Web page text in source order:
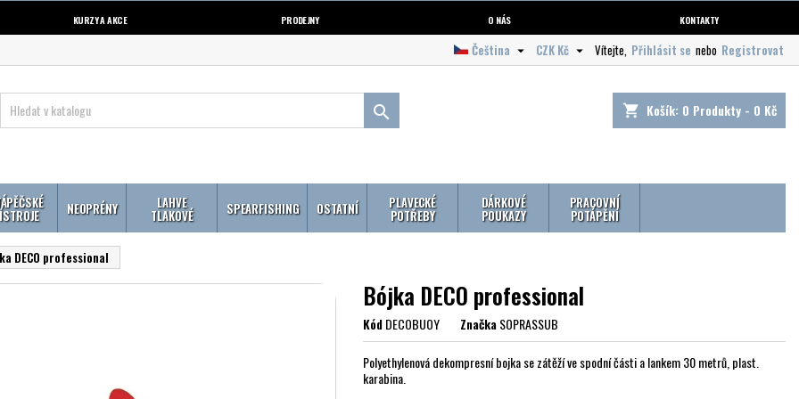
KURZY A AKCE PRODEJNY O NÁS KONTAKTY
Vítejte, Přihlásit se nebo Registrovat
CZK Kč 
Čeština 
shopping_cart Košík: 0 Produkty - 0 Kč

NEOPRÉNY LAHVE
TLAKOVÉ SPEARFISHING OSTATNÍ PLAVECKÉ
POTŘEBY
DÁRKOVÉ
POUKAZY
PRACOVNÍ
POTÁPĚNÍ
DECO professional
Bójka DECO professional
KódDECOBUOY ZnačkaSOPRASSUB
Polyethylenová dekompresní bojka se zátěží ve spodní části a lankem 30 metrů, plast.
karabina.